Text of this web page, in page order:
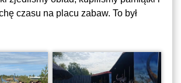
czasu na placu zabaw. To był